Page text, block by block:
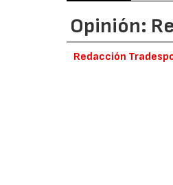
Opinión:
Redacción